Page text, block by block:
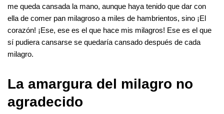
me queda cansada la mano, aunque haya tenido que dar con
ella de comer pan milagroso a miles de hambrientos, sino ¡El
corazón! ¡Ese, ese es el que hace mis milagros! Ese es el que
sí pudiera cansarse se quedaría cansado después de cada
milagro.
La amargura del milagro no
agradecido